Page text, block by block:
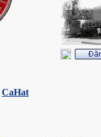
CaHat